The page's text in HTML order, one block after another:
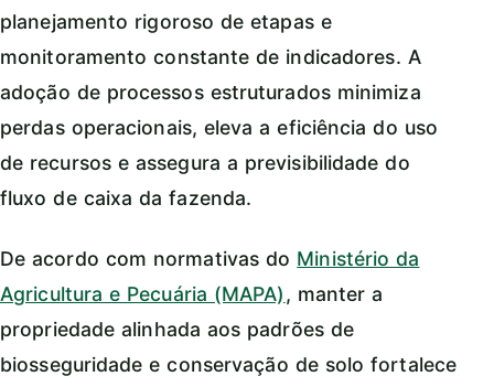
planejamento rigoroso de etapas e
monitoramento constante de indicadores. A
adoção de processos estruturados minimiza
perdas operacionais, eleva a eficiência do uso
de recursos e assegura a previsibilidade do
fluxo de caixa da fazenda.
De acordo com normativas do Ministério da
Agricultura e Pecuária (MAPA), manter a
propriedade alinhada aos padrões de
biosseguridade e conservação de solo fortalece